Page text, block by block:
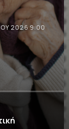
ΠΟΛΙΤΙΣΜΌΣ